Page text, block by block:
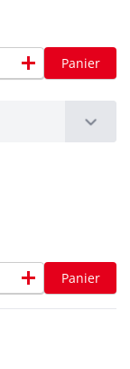
add Panier
add Panier